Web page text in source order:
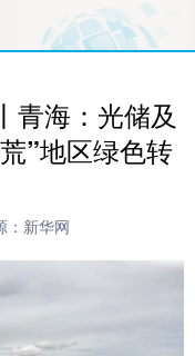
青海：光储及
”地区绿色转
：新华网